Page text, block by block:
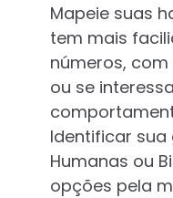
Mapeie suas
tem mais
números,
ou se
Identificar sua
Humanas ou
opções pela